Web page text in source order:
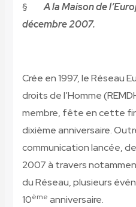
§
A la Maison de
décembre 2007.
Crée en 1997, le Réseau
droits de l’Homme
membre, fête en cette
dixième anniversaire.
communication lancée,
2007 à travers
du Réseau, plusieurs
10ème anniversaire.